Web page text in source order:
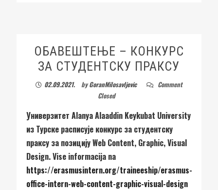
ОБАВЕШТЕЊЕ – КОНКУРС
ЗА СТУДЕНТСКУ ПРАКСУ
02.09.2021. byGoranMilosavljevic
Comment
Closed
Универзитет Alanya Alaaddin Keykubat University
из Турске расписује конкурс за студентску
праксу за позицију Web Content, Graphic, Visual
Design. Vise informacija na
https://erasmusintern.org/traineeship/erasmus-
office-intern-web-content-graphic-visual-design